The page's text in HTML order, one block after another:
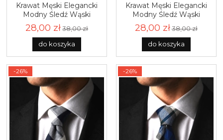
Krawat Męski Elegancki
Modny Śledź Wąski
Granatowy w Kratę G772
28,00 zł 38,00 zł
do koszyka
Krawat Męski Elegancki
Modny Śledź Wąski
Granatowy w Kratę G774
28,00 zł38,00 zł
do koszyka
-26% -26%